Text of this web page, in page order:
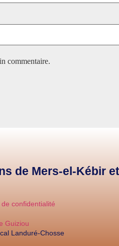
commentaire.
de Mers-el-Kébir
de confidentialité
Guiziou
Landuré-Chosse